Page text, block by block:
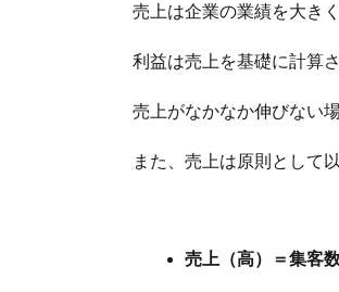
売上は企業の業績を大き
利益は売上を基礎に計算
売上がなかなか伸びない
また、売上は原則として
売上（高）＝集客